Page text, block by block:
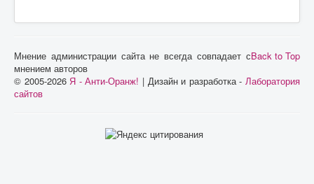
Back to Top
Мнение администрации сайта не всегда совпадает с
мнением авторов
© 2005-2026Я - Анти-Оранж! | Дизайн и разработка -Лаборатория
сайтов